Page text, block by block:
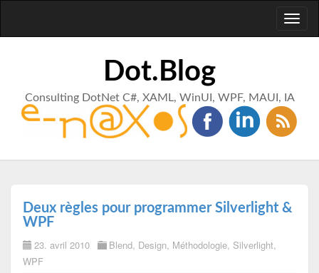
Dot.Blog
Consulting DotNet C#, XAML, WinUI, WPF, MAUI, IA
Deux règles pour programmer Silverlight &
WPF
23. avril 2010 Blend, Design, Méthodologie, Silverlight,
WPF